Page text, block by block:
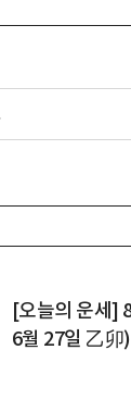
[오늘의 운세]
6월 27일 乙卯)